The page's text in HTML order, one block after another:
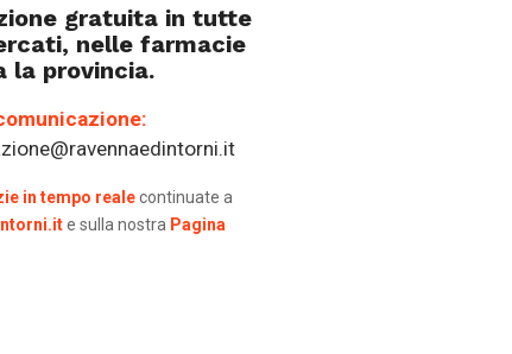
gratuita in tutte
nelle farmacie
la provincia.
in tempo realecontinuate a
e sulla nostra Pagina